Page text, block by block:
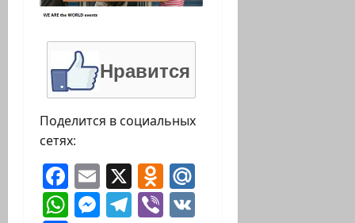
Нравится
Поделится в социальных
сетях:
Facebook
Email
X Odnoklassniki
WhatsApp
Messenger
Telegram
Viber